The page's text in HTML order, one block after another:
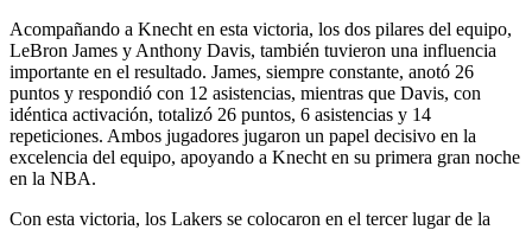
Acompañando a Knecht en esta victoria, los dos pilares del equipo,
LeBron James y Anthony Davis, también tuvieron una influencia
importante en el resultado. James, siempre constante, anotó 26
puntos y respondió con 12 asistencias, mientras que Davis, con
idéntica activación, totalizó 26 puntos, 6 asistencias y 14
repeticiones. Ambos jugadores jugaron un papel decisivo en la
excelencia del equipo, apoyando a Knecht en su primera gran noche
en la NBA.
Con esta victoria, los Lakers se colocaron en el tercer lugar de la